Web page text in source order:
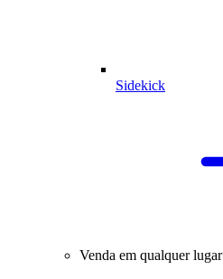
Sidekick
Venda em qualquer lugar